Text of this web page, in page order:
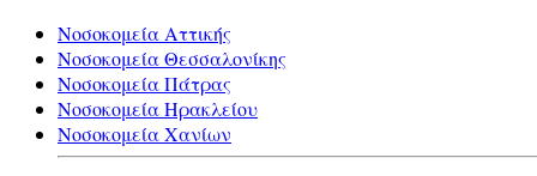
Νοσοκομεία Αττικής
Νοσοκομεία Θεσσαλονίκης
Νοσοκομεία Πάτρας
Νοσοκομεία Ηρακλείου
Νοσοκομεία Χανίων